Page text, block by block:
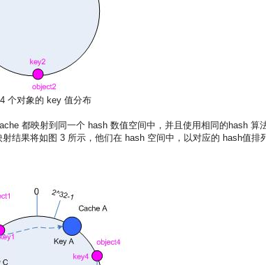
个对象的 key 值分布
都映射到同一个 hash 数值空间中，并且使用相同的hash 算
结果将如图 3 所示，他们在 hash 空间中，以对应的 hash值排